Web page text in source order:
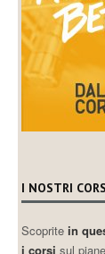
I NOSTRI
Scopritein
i corsi sul